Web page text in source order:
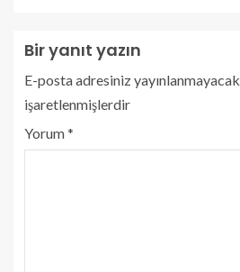
Bir yanıt yazın
E-posta adresiniz yayınlanmayacak.
işaretlenmişlerdir
Yorum*